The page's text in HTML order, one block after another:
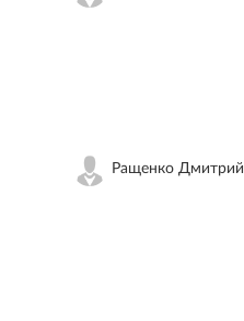
Ращенко Дмитрий